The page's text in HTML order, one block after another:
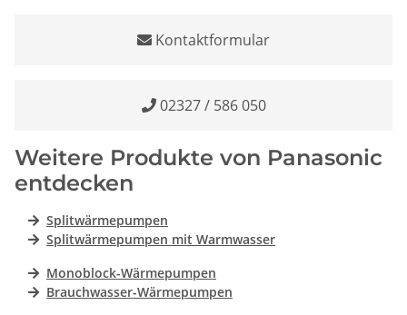
Kontaktformular
02327 / 586 050
Weitere Produkte von Panasonic
entdecken
Splitwärmepumpen
Splitwärmepumpen mit Warmwasser
Monoblock-Wärmepumpen
Brauchwasser-Wärmepumpen